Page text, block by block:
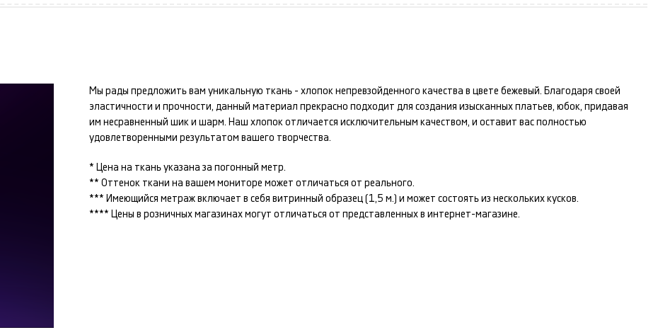
Мы рады предложить вам уникальную ткань - хлопок непревзойденного качества в цвете бежевый. Благодаря своей
эластичности и прочности, данный материал прекрасно подходит для создания изысканных платьев, юбок, придавая
им несравненный шик и шарм. Наш хлопок отличается исключительным качеством, и оставит вас полностью
удовлетворенными результатом вашего творчества.
* Цена на ткань указана за погонный метр.
** Оттенок ткани на вашем мониторе может отличаться от реального.
*** Имеющийся метраж включает в себя витринный образец (1,5 м.) и может состоять из нескольких кусков.
**** Цены в розничных магазинах могут отличаться от представленных в интернет-магазине.